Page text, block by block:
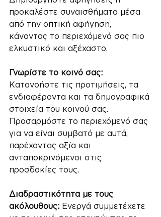
προκαλέστε συναισθήματα μέσα
από την οπτική αφήγηση,
κάνοντας το περιεχόμενό σας πιο
ελκυστικό και αξέχαστο.
Γνωρίστε το κοινό σας:
Κατανοήστε τις προτιμήσεις, τα
ενδιαφέροντα και τα δημογραφικά
στοιχεία του κοινού σας.
Προσαρμόστε το περιεχόμενό σας
για να είναι συμβατό με αυτά,
παρέχοντας αξία και
ανταποκρινόμενοι στις
προσδοκίες τους.
Διαδραστικότητα με τους
ακόλουθους: Ενεργά συμμετέχετε